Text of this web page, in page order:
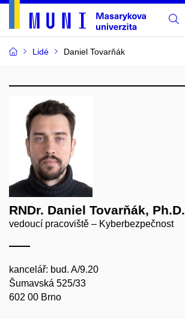
Lidé Daniel Tovarňák
RNDr. Daniel Tovarňák, Ph.D.
vedoucí pracoviště – Kyberbezpečnost
kancelář: bud. A/9.20
Šumavská 525/33
602 00 Brno